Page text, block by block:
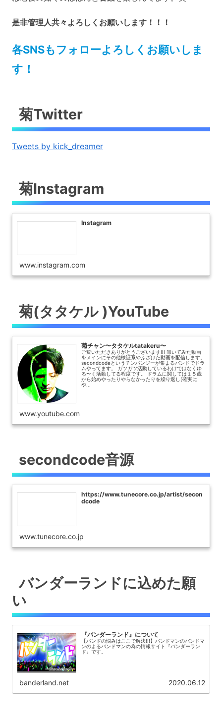
是非管理人共々よろしくお願いします！！！
各SNSもフォローよろしくお願いしま
す！
菊Twitter
Tweets by kick_dreamer
菊Instagram
Instagram
www.instagram.com
菊(タタケル )YouTube
菊チャン〜タタケルtatakeru〜
ご覧いただきありがとうございます!!! 叩いてみた動画
をメインにその他検証系やふざけた動画を配信します。
secondcodeというチンパンジーが集まるバンドでドラ
ムやってます。 ガツガツ活動しているわけではなくゆ
る〜く活動してる程度です。 ドラムに関しては１５歳
から始めやったりやらなかったりを繰り返し(確実に
や...
www.youtube.com
secondcode音源
https://www.tunecore.co.jp/artist/secon
dcode
www.tunecore.co.jp
バンダーランドに込めた願
い
『バンダーランド』について
【バンドの悩みはここで解決!!!】バンドマンのバンドマ
ンのよるバンドマンの為の情報サイト『バンダーラン
ド』です。
banderland.net 2020.06.12